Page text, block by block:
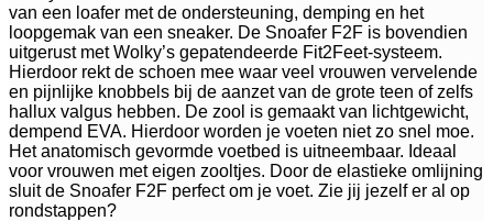
van een loafer met de ondersteuning, demping en het
loopgemak van een sneaker. De Snoafer F2F is bovendien
uitgerust met Wolky’s gepatendeerde Fit2Feet-systeem.
Hierdoor rekt de schoen mee waar veel vrouwen vervelende
en pijnlijke knobbels bij de aanzet van de grote teen of zelfs
hallux valgus hebben. De zool is gemaakt van lichtgewicht,
dempend EVA. Hierdoor worden je voeten niet zo snel moe.
Het anatomisch gevormde voetbed is uitneembaar. Ideaal
voor vrouwen met eigen zooltjes. Door de elastieke omlijning
sluit de Snoafer F2F perfect om je voet. Zie jij jezelf er al op
rondstappen?